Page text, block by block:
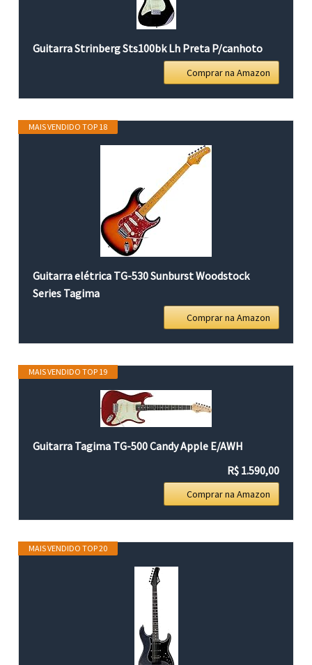
Guitarra Strinberg Sts100bk Lh Preta P/canhoto
Comprar na Amazon
MAIS VENDIDO TOP 18
Guitarra elétrica TG-530 Sunburst Woodstock
Series Tagima
Comprar na Amazon
MAIS VENDIDO TOP 19
Guitarra Tagima TG-500 Candy Apple E/AWH
R$ 1.590,00
Comprar na Amazon
MAIS VENDIDO TOP 20